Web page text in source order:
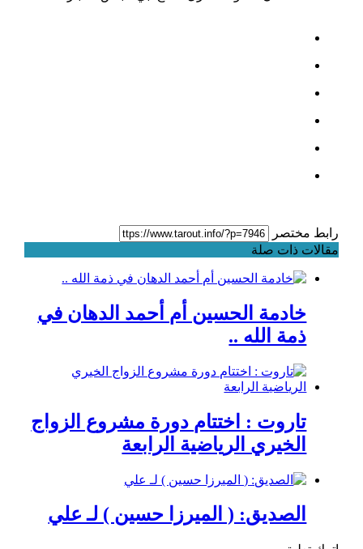
رابط مختصر
مقالات ذات صلة
خادمة الحسين أم أحمد الدهان في
ذمة الله ..
تاروت : اختتام دورة مشروع الزواج
الخيري الرياضية الرابعة
الصديق: ( الميرزا حسين ) لـ علي